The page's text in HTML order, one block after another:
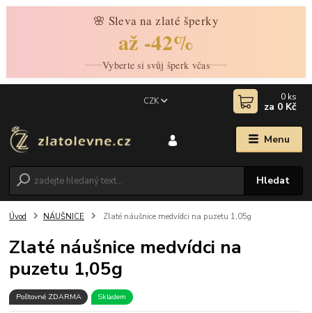
🌸 Sleva na zlaté šperky
až -42%
Vyberte si svůj šperk včas
Menu
CZK
Hledat
0 ks
za 0 Kč
Úvod NÁUŠNICE Zlaté náušnice medvídci na puzetu 1,05g
Zlaté náušnice medvídci na
puzetu 1,05g
Poštovné ZDARMA Skladem